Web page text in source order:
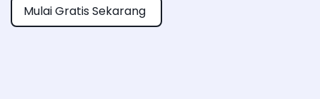
Mulai Gratis Sekarang